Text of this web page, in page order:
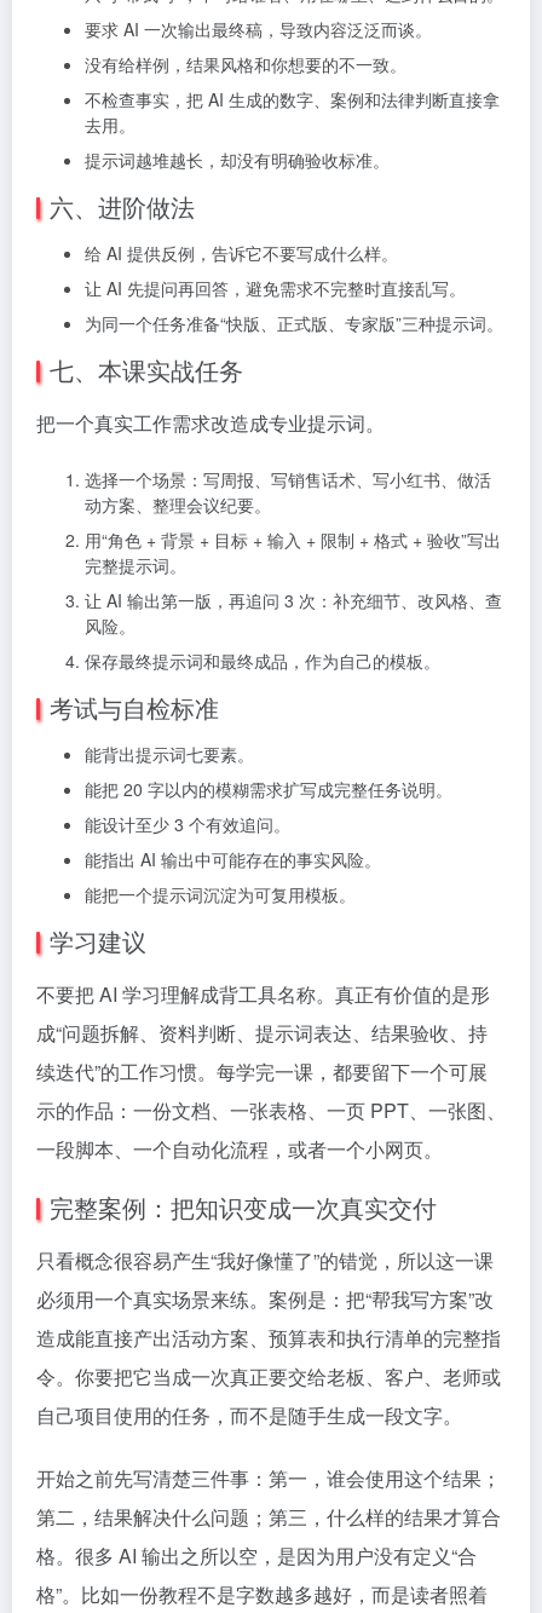
要求 AI 一次输出最终稿，导致内容泛泛而谈。
没有给样例，结果风格和你想要的不一致。
不检查事实，把 AI 生成的数字、案例和法律判断直接拿
去用。
提示词越堆越长，却没有明确验收标准。
六、进阶做法
给 AI 提供反例，告诉它不要写成什么样。
让 AI 先提问再回答，避免需求不完整时直接乱写。
为同一个任务准备“快版、正式版、专家版”三种提示词。
七、本课实战任务
把一个真实工作需求改造成专业提示词。
选择一个场景：写周报、写销售话术、写小红书、做活
动方案、整理会议纪要。
用“角色 + 背景 + 目标 + 输入 + 限制 + 格式 + 验收”写出
完整提示词。
让 AI 输出第一版，再追问 3 次：补充细节、改风格、查
风险。
保存最终提示词和最终成品，作为自己的模板。
考试与自检标准
能背出提示词七要素。
能把 20 字以内的模糊需求扩写成完整任务说明。
能设计至少 3 个有效追问。
能指出 AI 输出中可能存在的事实风险。
能把一个提示词沉淀为可复用模板。
学习建议
不要把 AI 学习理解成背工具名称。真正有价值的是形
成“问题拆解、资料判断、提示词表达、结果验收、持
续迭代”的工作习惯。每学完一课，都要留下一个可展
示的作品：一份文档、一张表格、一页 PPT、一张图、
一段脚本、一个自动化流程，或者一个小网页。
完整案例：把知识变成一次真实交付
只看概念很容易产生“我好像懂了”的错觉，所以这一课
必须用一个真实场景来练。案例是：把“帮我写方案”改
造成能直接产出活动方案、预算表和执行清单的完整指
令。你要把它当成一次真正要交给老板、客户、老师或
自己项目使用的任务，而不是随手生成一段文字。
开始之前先写清楚三件事：第一，谁会使用这个结果；
第二，结果解决什么问题；第三，什么样的结果才算合
格。很多 AI 输出之所以空，是因为用户没有定义“合
格”。比如一份教程不是字数越多越好，而是读者照着